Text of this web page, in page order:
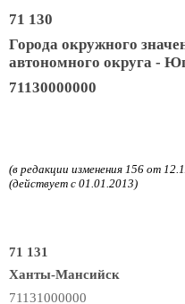
71 130
Города окружного
автономного округа -
71130000000
(в редакции изменения 156 от
(действует с 01.01.2013)
71 131
Ханты-Мансийск
71131000000